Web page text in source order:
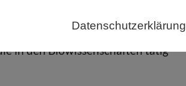
Datenschutzerklärung
in den Biowissenschaften tätig